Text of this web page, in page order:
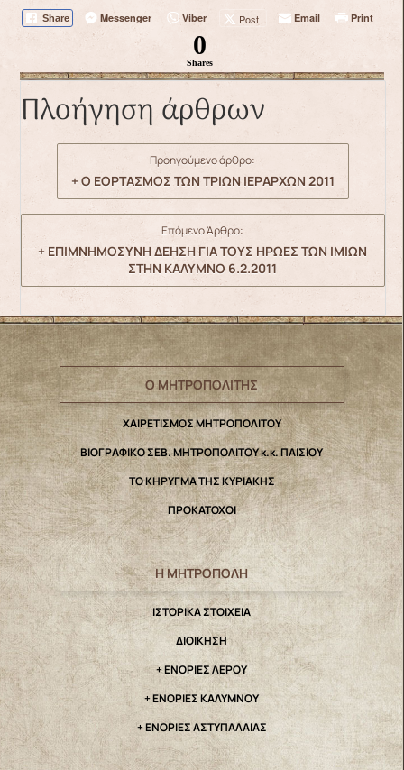
Share Messenger Viber Post Email Print
0
Shares
Πλοήγηση άρθρων
Προηγούμενο άρθρο:
+ Ο ΕΟΡΤΑΣΜΟΣ ΤΩΝ ΤΡΙΩΝ ΙΕΡΑΡΧΩΝ 2011
Επόμενο Άρθρο:
+ ΕΠΙΜΝΗΜΟΣΥΝH ΔΕΗΣH ΓΙΑ ΤΟΥΣ ΗΡΩΕΣ ΤΩΝ ΙΜΙΩΝ
ΣΤΗΝ ΚΑΛΥΜΝΟ 6.2.2011
Ο ΜΗΤΡΟΠΟΛΙΤΗΣ
ΧΑΙΡΕΤΙΣΜΟΣ ΜΗΤΡΟΠΟΛΙΤΟΥ
ΒΙΟΓΡΑΦΙΚΟ ΣΕΒ. ΜΗΤΡΟΠΟΛΙΤΟΥ κ.κ. ΠΑΙΣΙΟΥ
ΤΟ ΚΗΡΥΓΜΑ ΤΗΣ ΚΥΡΙΑΚΗΣ
ΠΡΟΚΑΤΟΧΟΙ
Η ΜΗΤΡΟΠΟΛΗ
IΣΤΟΡΙΚΑ ΣΤΟΙΧΕΙΑ
ΔΙΟΙΚΗΣΗ
+ ΕΝΟΡΙΕΣ ΛΕΡΟΥ
+ ΕΝΟΡΙΕΣ ΚΑΛΥΜΝΟΥ
+ ΕΝΟΡΙΕΣ ΑΣΤΥΠΑΛΑΙΑΣ